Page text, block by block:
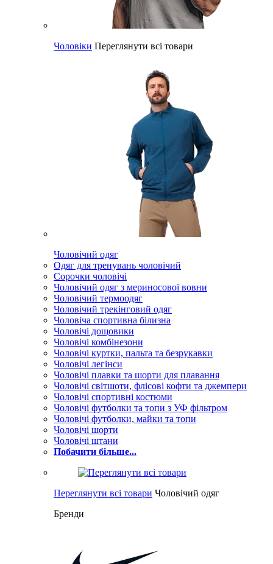
Чоловіки Переглянути всі товари
Чоловічий одяг
Одяг для тренувань чоловічий
Сорочки чоловічі
Чоловічий одяг з мериносової вовни
Чоловічий термоодяг
Чоловічий трекінговий одяг
Чоловіча спортивна білизна
Чоловічі дощовики
Чоловічі комбінезони
Чоловічі куртки, пальта та безрукавки
Чоловічі легінси
Чоловічі плавки та шорти для плавання
Чоловічі світшоти, флісові кофти та джемпери
Чоловічі спортивні костюми
Чоловічі футболки та топи з УФ фільтром
Чоловічі футболки, майки та топи
Чоловічі шорти
Чоловічі штани
Побачити більше...
Переглянути всі товари Чоловічий одяг
Бренди